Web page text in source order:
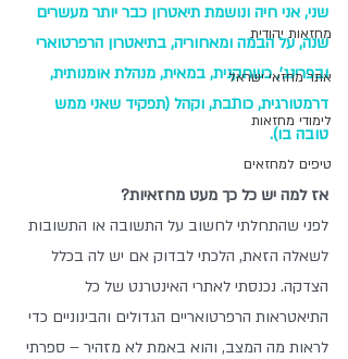
מחזאות יהודית
אתר מחזאי ישראל
לימודי מחזאות
טיפים למחזאים
שני, אני חיה ונושמת תיאטרון כבר יותר מעשרים
שנה, על הבמה ומאחוריה, בתיאטרון הרפרטוארי
ובפרינג', כשחקנית, במאית, מנהלת אומנותית,
דרמטורגית, כותבת, וקהל (תפקיד שאני ממש
טובה בו).
אז למה יש כל כך מעט מחזאיות?
לפני שהתחלתי לחשוב על התשובה או התשובות
לשאלה הזאת, הלכתי לבדוק אם יש לה בכלל
הצדקה. נכנסתי לאתרי האינטרנט של כל
התיאטראות הרפרטואריים הגדולים והבינוניים כדי
לראות מה המצב, והוא באמת לא מזהיר – ספרתי